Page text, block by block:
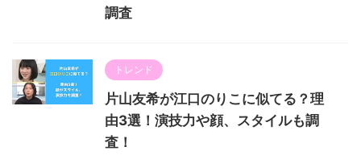
調査
トレンド
片山友希が江口のりこに似てる？理
由3選！演技力や顔、スタイルも調
査！